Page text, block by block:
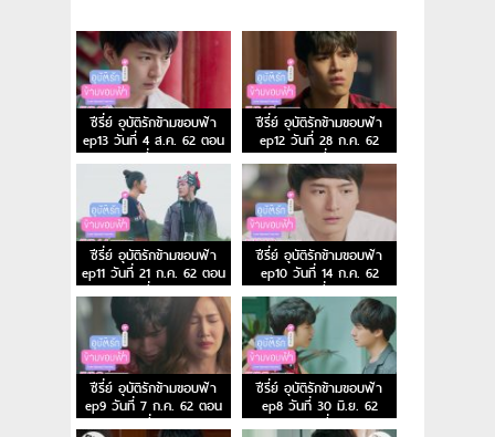
ซีรี่ย์ อุบัติรักข้ามขอบฟ้า
ep13 วันที่ 4 ส.ค. 62 ตอน
ที่ 13
ซีรี่ย์ อุบัติรักข้ามขอบฟ้า
ep12 วันที่ 28 ก.ค. 62
ตอนที่ 12
ซีรี่ย์ อุบัติรักข้ามขอบฟ้า
ep11 วันที่ 21 ก.ค. 62 ตอน
ที่ 11
ซีรี่ย์ อุบัติรักข้ามขอบฟ้า
ep10 วันที่ 14 ก.ค. 62
ตอนที่ 10
ซีรี่ย์ อุบัติรักข้ามขอบฟ้า
ep9 วันที่ 7 ก.ค. 62 ตอน
ที่ 9
ซีรี่ย์ อุบัติรักข้ามขอบฟ้า
ep8 วันที่ 30 มิ.ย. 62
ตอนที่ 8